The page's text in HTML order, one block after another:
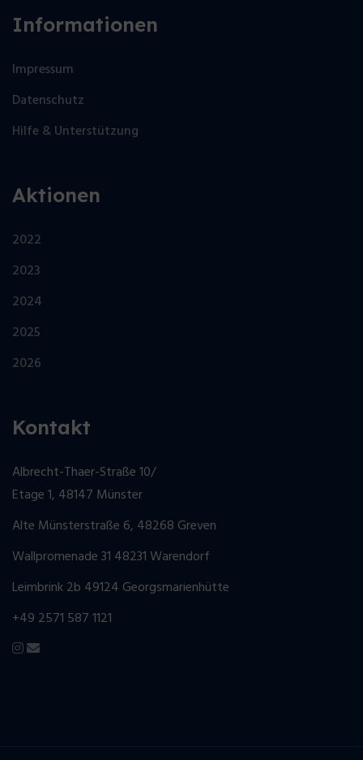
Informationen
Impressum
Datenschutz
Hilfe & Unterstützung
Aktionen
2022
2023
2024
2025
2026
Kontakt
Albrecht-Thaer-Straße 10/
Etage 1, 48147 Münster
Alte Münsterstraße 6, 48268 Greven
Wallpromenade 31 48231 Warendorf
Leimbrink 2b 49124 Georgsmarienhütte
+49 2571 587 1121